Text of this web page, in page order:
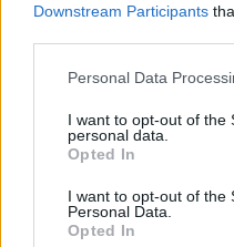
Downstream Participants
Please note that this
not limited to your visit or
grant or deny consent to
use your data for below
consent section.
Personal Data
I want to opt-out of the
personal data.
Opted In
I want to opt-out of the
Personal Data.
Opted In
Αποσύρονται τα
Οι Ισραηλινές
ότι έχουν αρχίσει να
μερική απόσυρση των
Λωρίδα της Γάζας, στο